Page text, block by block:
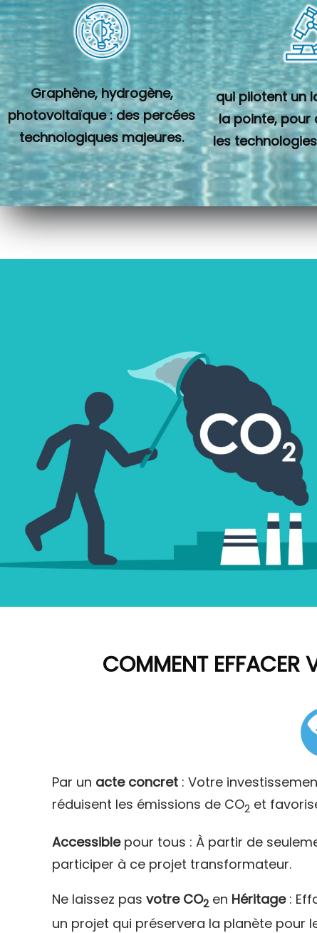
Graphène, hydrogène,
photovoltaïque : des percées
technologiques majeures.
qui pilotent un
la pointe, pour
les
COMMENT EFFACER
Par un acte concret : Votre
réduisent les émissions de CO2 et
Accessiblepour tous : À partir de
participer à ce projet transformateur.
Ne laissez pasvotre CO2 en Héritage:
un projet qui préservera la planète pour